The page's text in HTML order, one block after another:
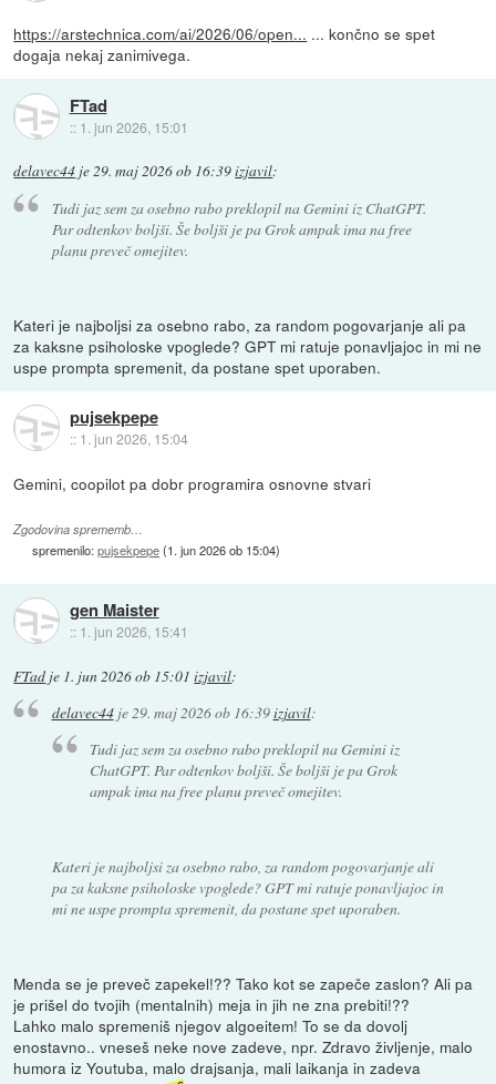
https://arstechnica.com/ai/2026/06/open... ... končno se spet
dogaja nekaj zanimivega.
FTad
:: 1. jun 2026, 15:01
delavec44 je29. maj 2026 ob 16:39izjavil:
Tudi jaz sem za osebno rabo preklopil na Gemini iz ChatGPT.
Par odtenkov boljši. Še boljši je pa Grok ampak ima na free
planu preveč omejitev.
Kateri je najboljsi za osebno rabo, za random pogovarjanje ali pa
za kaksne psiholoske vpoglede? GPT mi ratuje ponavljajoc in mi ne
uspe prompta spremenit, da postane spet uporaben.
pujsekpepe
:: 1. jun 2026, 15:04
Gemini, coopilot pa dobr programira osnovne stvari
Zgodovina sprememb…
spremenilo:pujsekpepe(1. jun 2026 ob 15:04)
gen Maister
:: 1. jun 2026, 15:41
FTad je 1. jun 2026 ob 15:01 izjavil:
delavec44je29. maj 2026 ob 16:39izjavil:
Tudi jaz sem za osebno rabo preklopil na Gemini iz
ChatGPT. Par odtenkov boljši. Še boljši je pa Grok
ampak ima na free planu preveč omejitev.
Kateri je najboljsi za osebno rabo, za random pogovarjanje ali
pa za kaksne psiholoske vpoglede? GPT mi ratuje ponavljajoc in
mi ne uspe prompta spremenit, da postane spet uporaben.
Menda se je preveč zapekel!?? Tako kot se zapeče zaslon? Ali pa
je prišel do tvojih (mentalnih) meja in jih ne zna prebiti!??
Lahko malo spremeniš njegov algoeitem! To se da dovolj
enostavno.. vneseš neke nove zadeve, npr. Zdravo življenje, malo
humora iz Youtuba, malo drajsanja, mali laikanja in zadeva